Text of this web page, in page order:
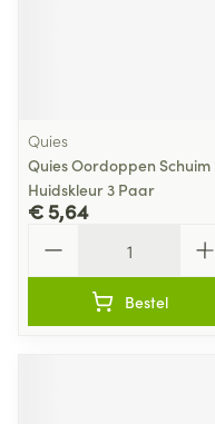
Quies
Quies Oordoppen Schuim
Huidskleur 3 Paar
€ 5,64
Bestel